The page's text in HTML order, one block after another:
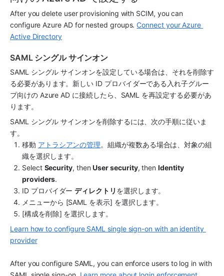
After you delete user provisioning with SCIM, you can
configure Azure AD for nested groups. Connect your Azure
Active Directory
SAML シングル サインオン
SAML シングル サインオンを設定している場合は、それを削除す
る必要があります。新しい ID プロバイダーである入れ子グルー
プ向けの Azure AD に接続したら、SAML を再設定する必要があ
ります。
SAML シングル サインオンを削除するには、次の手順に従いま
す。
移動 アトラシアンの管理。組織が複数ある場合は、対象の組
織を選択します。
Select Security, then User security, then Identity
providers.
ID プロバイダー ディレクトリ を選択します。
メニューから [SAML を表示] を選択します。
[構成を削除] を選択します。
Learn how to configure SAML single sign-on with an identity
provider
After you configure SAML, you can enforce users to log in with